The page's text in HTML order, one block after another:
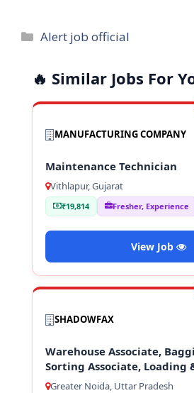
Categories
Alert job official
🔥 Similar Jobs For
MANUFACTURING COMPANY
Maintenance Technician
Vithlapur, Gujarat
₹19,814 Fresher, Experience
View Job
SHADOWFAX
Warehouse Associate,
Sorting Associate, Loading
Staff
Greater Noida, Uttar Pradesh